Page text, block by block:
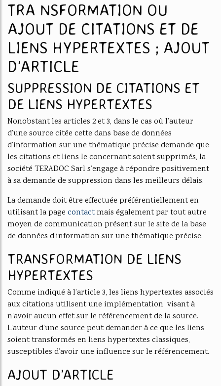
TRA NSFORMATION OU
AJOUT DE CITATIONS ET DE
LIENS HYPERTEXTES ; AJOUT
D’ARTICLE
SUPPRESSION DE CITATIONS ET
DE LIENS HYPERTEXTES
Nonobstant les articles 2 et 3, dans le cas où l’auteur
d’une source citée cette dans base de données
d’information sur une thématique précise demande que
les citations et liens le concernant soient supprimés, la
société TERADOC Sarl s’engage à répondre positivement
à sa demande de suppression dans les meilleurs délais.
La demande doit être effectuée préférentiellement en
utilisant la page contactmais également par tout autre
moyen de communication présent sur le site de la base
de données d’information sur une thématique précise.
TRANSFORMATION DE LIENS
HYPERTEXTES
Comme indiqué à l’article 3, les liens hypertextes associés
aux citations utilisent une implémentation visant à
n’avoir aucun effet sur le référencement de la source.
L’auteur d’une source peut demander à ce que les liens
soient transformés en liens hypertextes classiques,
susceptibles d’avoir une influence sur le référencement.
AJOUT D’ARTICLE